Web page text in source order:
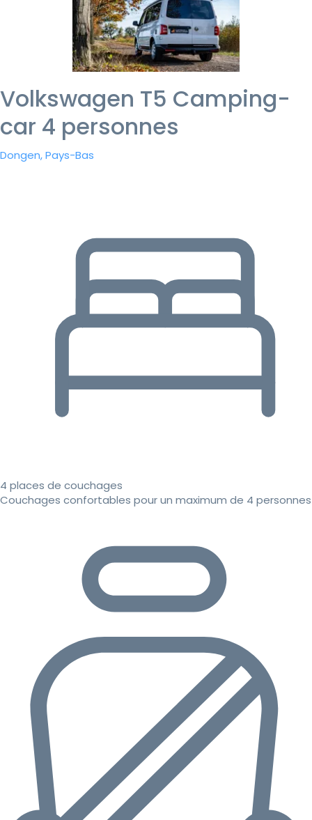
Volkswagen T5 Camping-
car 4 personnes
Dongen, Pays-Bas
4 places de couchages
Couchages confortables pour un maximum de 4 personnes